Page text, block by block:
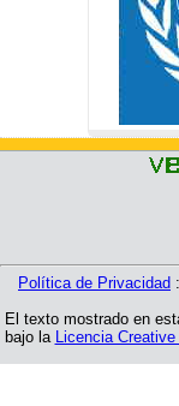
Política de Privacidad
El texto mostrado en
bajo la Licencia